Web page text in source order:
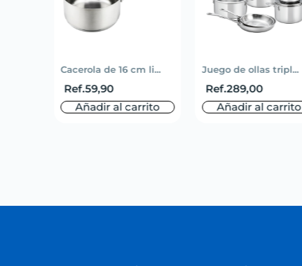
Cacerola de 16 cm li...
Ref.59,90
Añadir al carrito
Juego de ollas tripl...
Ref.289,00
Añadir al carrito